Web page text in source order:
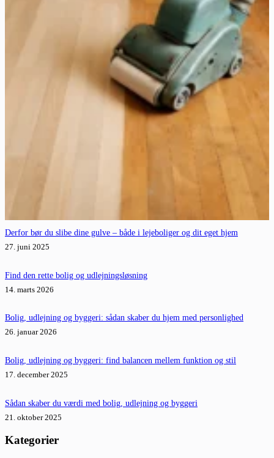
Derfor bør du slibe dine gulve – både i lejeboliger og dit eget hjem
27. juni 2025
Find den rette bolig og udlejningsløsning
14. marts 2026
Bolig, udlejning og byggeri: sådan skaber du hjem med personlighed
26. januar 2026
Bolig, udlejning og byggeri: find balancen mellem funktion og stil
17. december 2025
Sådan skaber du værdi med bolig, udlejning og byggeri
21. oktober 2025
Kategorier